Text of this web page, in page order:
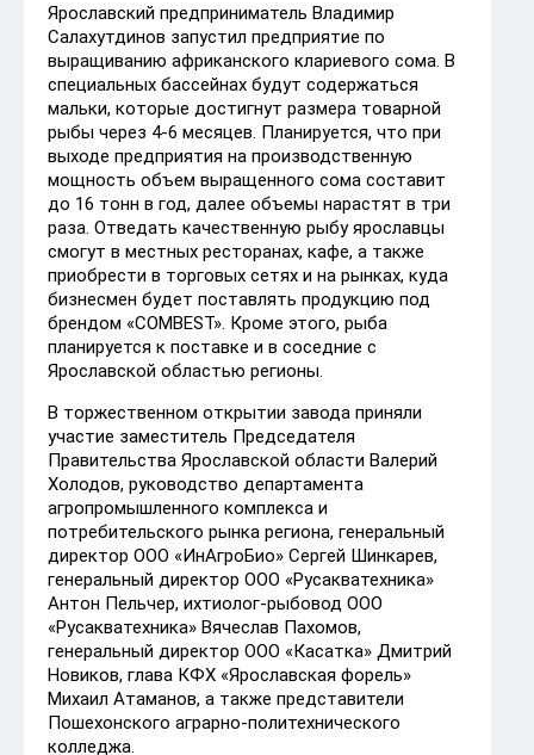
Ярославский предприниматель Владимир
Салахутдинов запустил предприятие по
выращиванию африканского клариевого сома. В
специальных бассейнах будут содержаться
мальки, которые достигнут размера товарной
рыбы через 4-6 месяцев. Планируется, что при
выходе предприятия на производственную
мощность объем выращенного сома составит
до 16 тонн в год, далее объемы нарастят в три
раза. Отведать качественную рыбу ярославцы
смогут в местных ресторанах, кафе, а также
приобрести в торговых сетях и на рынках, куда
бизнесмен будет поставлять продукцию под
брендом «СОМBEST». Кроме этого, рыба
планируется к поставке и в соседние с
Ярославской областью регионы.
В торжественном открытии завода приняли
участие заместитель Председателя
Правительства Ярославской области Валерий
Холодов, руководство департамента
агропромышленного комплекса и
потребительского рынка региона, генеральный
директор ООО «ИнАгроБио» Сергей Шинкарев,
генеральный директор ООО «Русакватехника»
Антон Пельчер, ихтиолог-рыбовод ООО
«Русакватехника» Вячеслав Пахомов,
генеральный директор ООО «Касатка» Дмитрий
Новиков, глава КФХ «Ярославская форель»
Михаил Атаманов, а также представители
Пошехонского аграрно-политехнического
колледжа.